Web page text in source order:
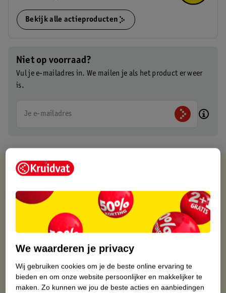
Bekijk alle actieproducten
Niet op voorraad?
Vul je e-mailadres in. We mailen je als het product er weer
is.
Je e-mailadres
Kruidvat is altijd voordelig
Gratis ophalen in de winkel
Op werkdagen voor 22:00 uur besteld, volgende dag in huis
Gratis thuisbezorgd vanaf 50.00
Gratis retourneren binnen 30 dagen
Gratis punten met je Kruidvat kaart
We waarderen je privacy
Wij gebruiken cookies om je de beste online ervaring te
bieden en om onze website persoonlijker en makkelijker te
maken. Zo kunnen we jou de beste acties en aanbiedingen